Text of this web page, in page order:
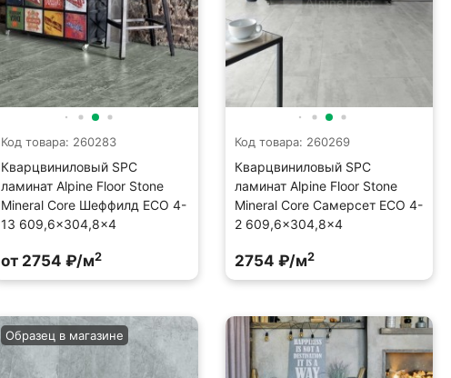
Код товара: 260283
Кварцвиниловый SPC
ламинат Alpine Floor Stone
Mineral Core Шеффилд ECO 4-
13 609,6×304,8×4
от 2754 ₽/м2
Код товара: 260269
Кварцвиниловый SPC
ламинат Alpine Floor Stone
Mineral Core Самерсет ECO 4-
2 609,6×304,8×4
2754 ₽/м2
Образец в магазине